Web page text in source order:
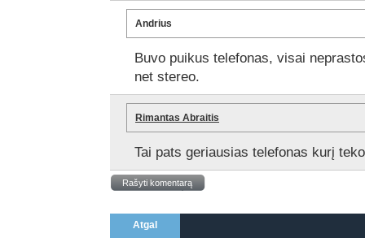
Andrius
Buvo puikus telefonas, visai
net stereo.
Rimantas Abraitis
Tai pats geriausias telefonas kurį
Rašyti komentarą
Atgal